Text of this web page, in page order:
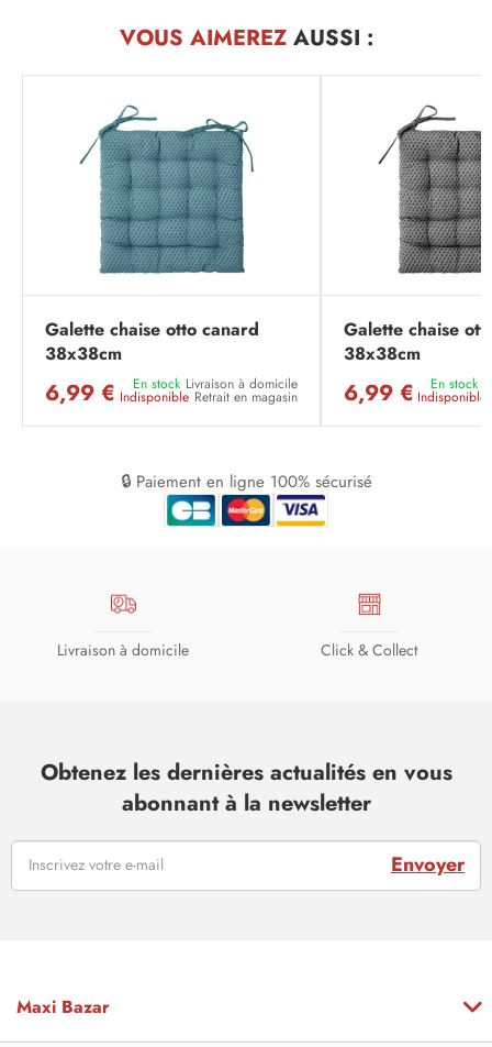
VOUS AIMEREZAUSSI :
Galette chaise otto canard
38x38cm
6,99 € En stock Livraison à domicile
Indisponible Retrait en magasin
Galette chaise
38x38cm
6,99 € En stock
Indisponible
🔒 Paiement en ligne 100% sécurisé
Livraison à domicile Click & Collect
Obtenez les dernières actualités en vous
abonnant à la newsletter
Envoyer
Maxi Bazar